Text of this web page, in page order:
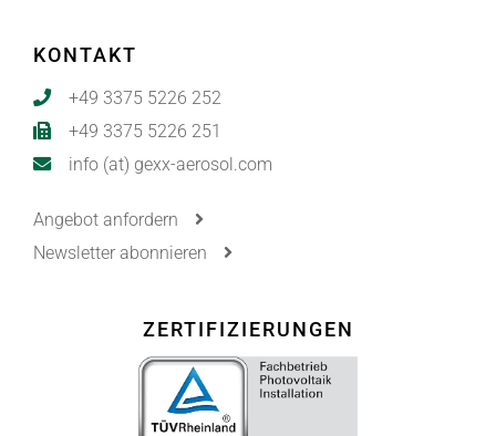
KONTAKT
+49 3375 5226 252
+49 3375 5226 251
info (at) gexx-aerosol.com
Angebot anfordern
Newsletter abonnieren
ZERTIFIZIERUNGEN